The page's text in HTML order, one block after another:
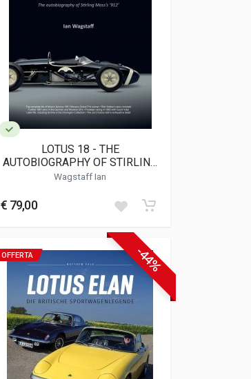
LOTUS 18 - THE
AUTOBIOGRAPHY OF STIRLING
MOSS'S 912
Wagstaff Ian
€ 79,00
-44%
OFFERTA